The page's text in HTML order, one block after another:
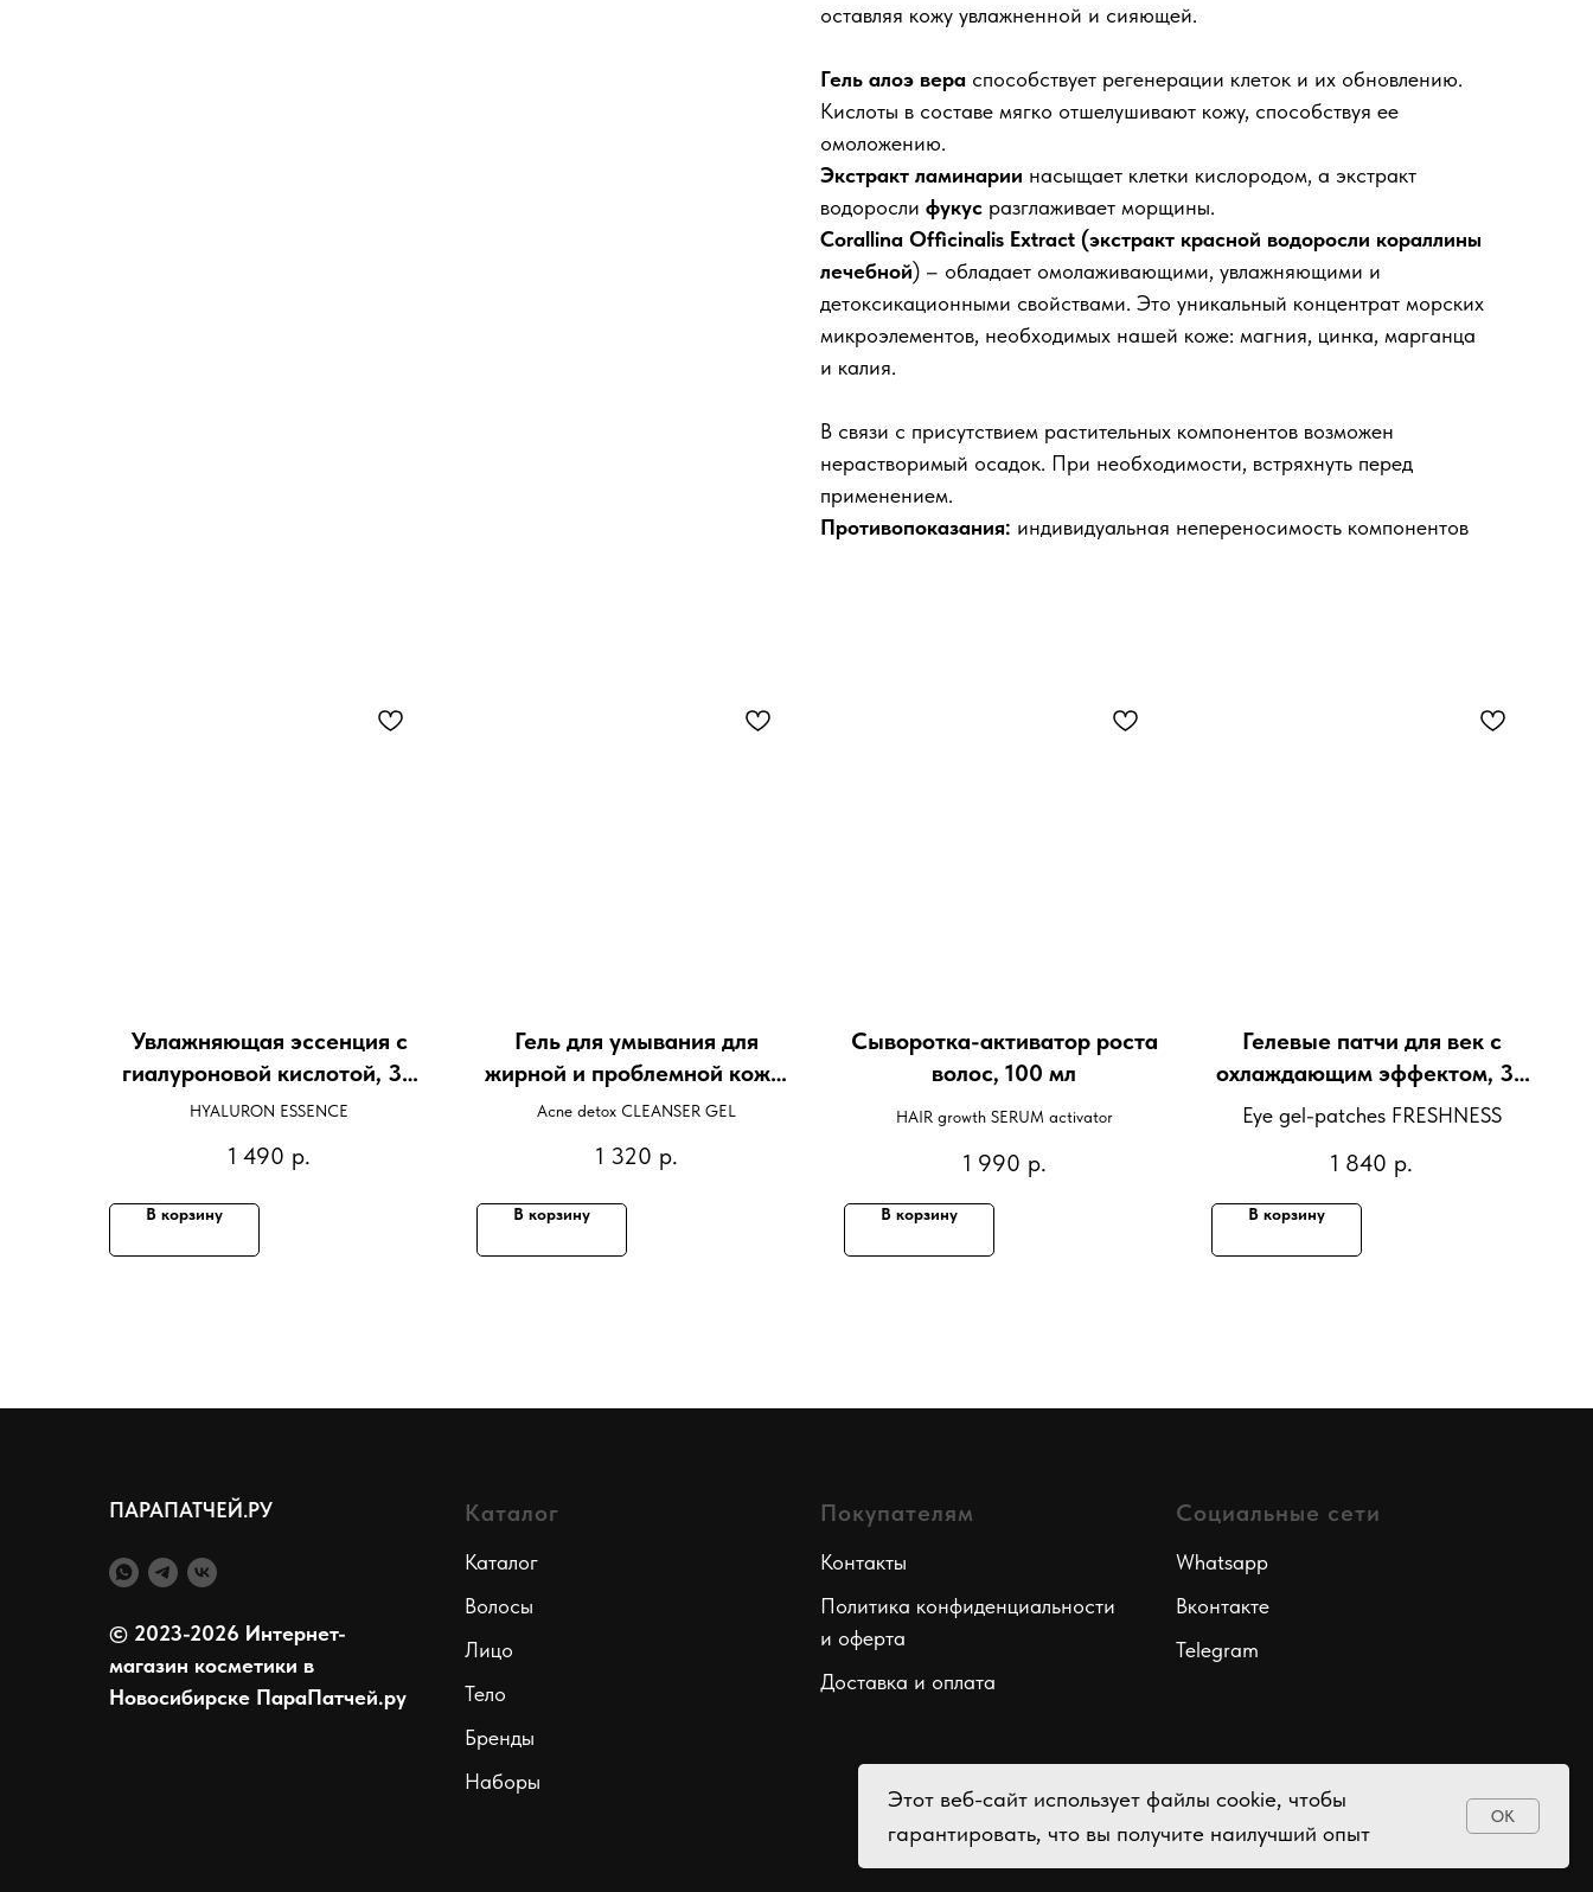
оставляя кожу увлажненной и сияющей.
Гель алоэ вера способствует регенерации клеток и их обновлению.
Кислоты в составе мягко отшелушивают кожу, способствуя ее
омоложению.
Экстракт ламинарии насыщает клетки кислородом, а экстракт
водоросли фукус разглаживает морщины.
Corallina Officinalis Extract (экстракт красной водоросли кораллины
лечебной) – обладает омолаживающими, увлажняющими и
детоксикационными свойствами. Это уникальный концентрат морских
микроэлементов, необходимых нашей коже: магния, цинка, марганца
и калия.
В связи с присутствием растительных компонентов возможен
нерастворимый осадок. При необходимости, встряхнуть перед
применением.
Противопоказания: индивидуальная непереносимость компонентов
Увлажняющая эссенция с
гиалуроновой кислотой, 30
мл.
HYALURON ESSENCE
1 490 р.
В корзину
Гель для умывания для
жирной и проблемной кожи,
150 мл
Acne detox CLEANSER GEL
1 320 р.
В корзину
Сыворотка-активатор роста
волос, 100 мл
HAIR growth SERUM activator
1 990 р.
В корзину
Гелевые патчи для век c
охлаждающим эффектом, 30
мл
Eye gel-patches FRESHNESS
1 840 р.
В корзину
Этот веб-сайт использует файлы cookie, чтобы
гарантировать, что вы получите наилучший опыт
OK
ПАРАПАТЧЕЙ.РУ
© 2023-2026 Интернет-
магазин косметики в
Новосибирске ПараПатчей.ру
Каталог
Каталог
Волосы
Лицо
Тело
Бренды
Наборы
Покупателям
Контакты
Политика конфиденциальности
и оферта
Доставка и оплата
Социальные сети
Whatsapp
Вконтакте
Telegram